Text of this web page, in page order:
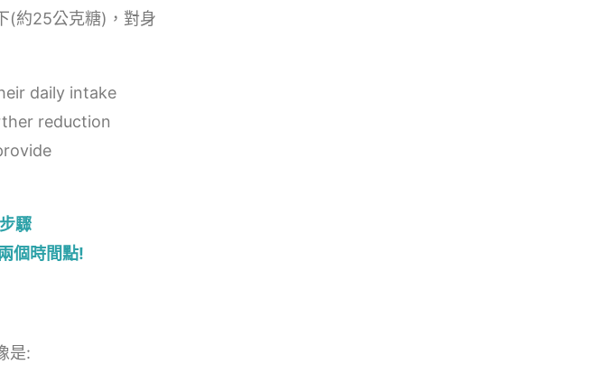
(約25公克糖)，對身
daily intake
reduction
驟
個時間點!
是: